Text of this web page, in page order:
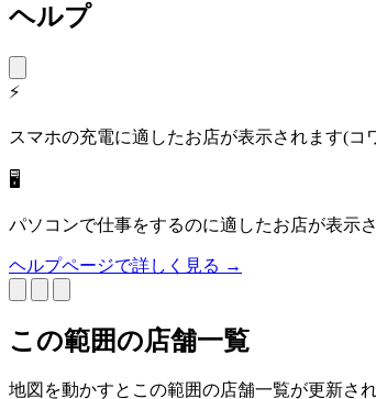
ヘルプ
⚡
スマホの充電に適したお店が表示されます(
🖥
パソコンで仕事をするのに適したお店が表示
ヘルプページで詳しく見る →
この範囲の店舗一覧
地図を動かすとこの範囲の店舗一覧が更新さ